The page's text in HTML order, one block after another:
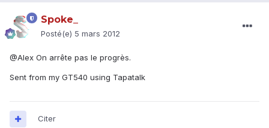
Spoke_
Posté(e) 5 mars 2012
@Alex On arrête pas le progrès.
Sent from my GT540 using Tapatalk
Citer